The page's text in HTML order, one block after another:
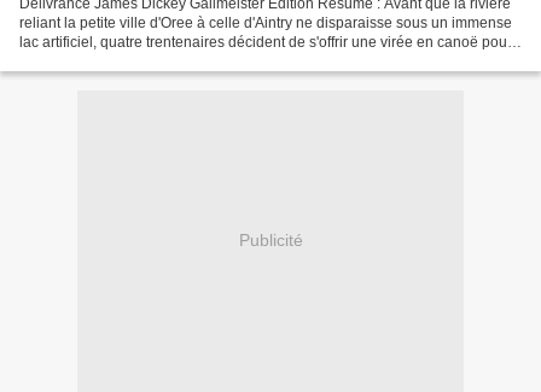
reliant la petite ville d'Oree à celle d'Aintry ne disparaisse sous un immense
lac artificiel, quatre trentenaires décident de s'offrir une virée en canoë pour
Publicité